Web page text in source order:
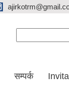
सम्पर्क